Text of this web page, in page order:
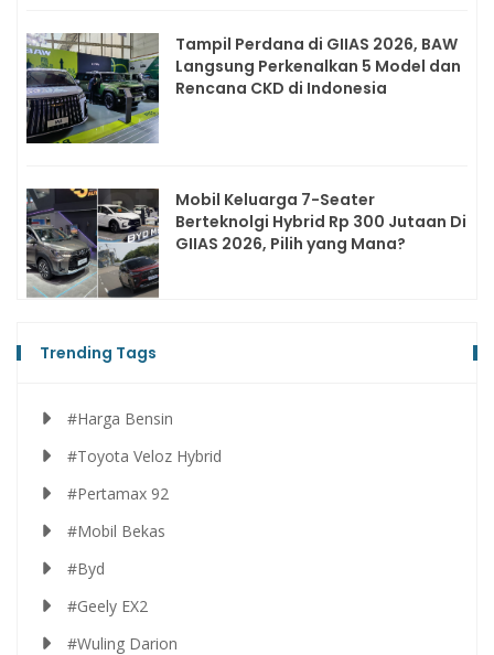
Tampil Perdana di GIIAS 2026, BAW
Langsung Perkenalkan 5 Model dan
Rencana CKD di Indonesia
Mobil Keluarga 7-Seater
Berteknolgi Hybrid Rp 300 Jutaan Di
GIIAS 2026, Pilih yang Mana?
Trending Tags
#Harga Bensin
#Toyota Veloz Hybrid
#Pertamax 92
#Mobil Bekas
#Byd
#Geely EX2
#Wuling Darion